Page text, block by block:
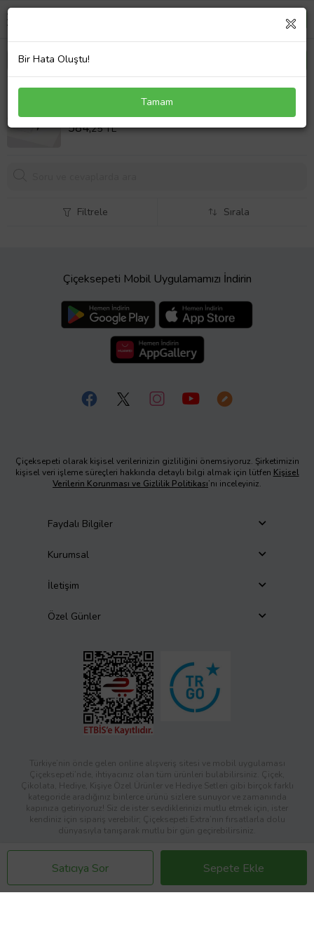
BK Gift Bir Bela Geliyor Tasarımlı Beyaz Defter
Kalem ve Kalemlik Hediye Seti - Model 1
Sepet Fiyatı
584,25 TL
Satıcıya Sor Sepete Ekle
Filtrele Sırala
Çiçeksepeti Mobil Uygulamamızı İndirin
Çiçeksepeti olarak kişisel verilerinizin gizliliğini önemsiyoruz. Şirketimizin
kişisel veri işleme süreçleri hakkında detaylı bilgi almak için lütfen Kişisel
Verilerin Korunması ve Gizlilik Politikası’nı inceleyiniz.
Faydalı Bilgiler
Kurumsal
İletişim
Özel Günler
Türkiye’nin önde gelen online alışveriş sitesi ve mobil uygulaması
Çiçeksepeti’nde, ihtiyacınız olan tüm ürünleri bulabilirsiniz. Çiçek,
Çikolata, Hediye, Kişiye Özel Ürünler ve Hediye Setleri gibi birçok farklı
kategoride aradığınız binlerce ürünü sizlere sunuyor ve zamanında
kapınıza getiriyoruz! Siz de ister sevdiklerinizi mutlu etmek için, ister
kendiniz için sipariş verebilir; Çiçeksepeti Extra’nın fırsatlarla dolu
dünyasıyla tanışarak mutlu bir gün geçirebilirsiniz.
Copyright © 2026 Çiçeksepeti İnternet Hizmetleri A.Ş
Bir Hata Oluştu!
Tamam